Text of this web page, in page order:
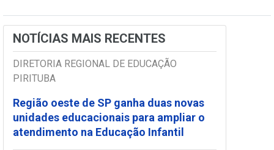
NOTÍCIAS MAIS RECENTES
DIRETORIA REGIONAL DE EDUCAÇÃO
PIRITUBA
Região oeste de SP ganha duas novas
unidades educacionais para ampliar o
atendimento na Educação Infantil